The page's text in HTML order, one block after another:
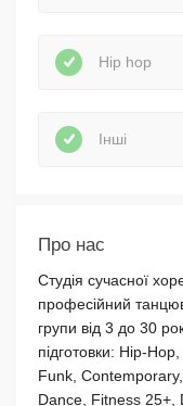
Hip hop
Інші
Про нас
Студія сучасної
професійний
групи від 3 до 30
підготовки: Hip-
Funk,
Dance, Fitness 25+,